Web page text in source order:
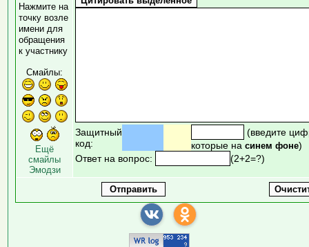
Нажмите на
точку возле
имени для
обращения
к участнику
Смайлы:
Ещё
смайлы
Эмодзи
Защитный
код:
(введите
которые на синем фоне)
Ответ на вопрос:
(2+2=?)